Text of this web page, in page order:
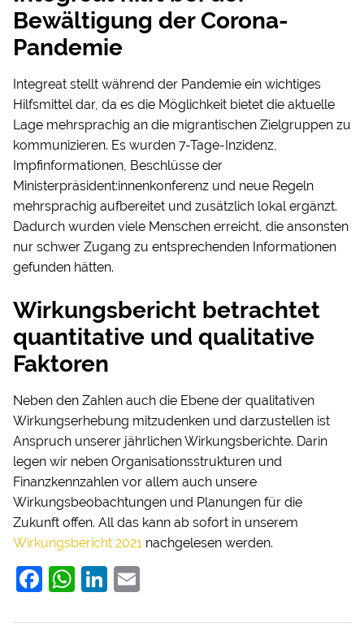
Bewältigung der Corona-
Pandemie
Integreat stellt während der Pandemie ein wichtiges
Hilfsmittel dar, da es die Möglichkeit bietet die aktuelle
Lage mehrsprachig an die migrantischen Zielgruppen zu
kommunizieren. Es wurden 7-Tage-Inzidenz,
Impfinformationen, Beschlüsse der
Ministerpräsident:innenkonferenz und neue Regeln
mehrsprachig aufbereitet und zusätzlich lokal ergänzt.
Dadurch wurden viele Menschen erreicht, die ansonsten
nur schwer Zugang zu entsprechenden Informationen
gefunden hätten.
Wirkungsbericht betrachtet
quantitative und qualitative
Faktoren
Neben den Zahlen auch die Ebene der qualitativen
Wirkungserhebung mitzudenken und darzustellen ist
Anspruch unserer jährlichen Wirkungsberichte. Darin
legen wir neben Organisationsstrukturen und
Finanzkennzahlen vor allem auch unsere
Wirkungsbeobachtungen und Planungen für die
Zukunft offen. All das kann ab sofort in unserem
Wirkungsbericht 2021 nachgelesen werden.
F
W Li